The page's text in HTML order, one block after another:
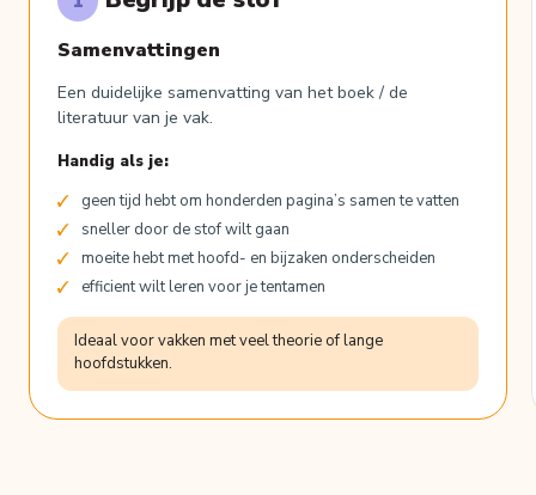
Samenvattingen
Een duidelijke samenvatting van het boek / de
literatuur van je vak.
Handig als je:
geen tijd hebt om honderden pagina’s samen te vatten
sneller door de stof wilt gaan
moeite hebt met hoofd- en bijzaken onderscheiden
efficient wilt leren voor je tentamen
Ideaal voor vakken met veel theorie of lange
hoofdstukken.